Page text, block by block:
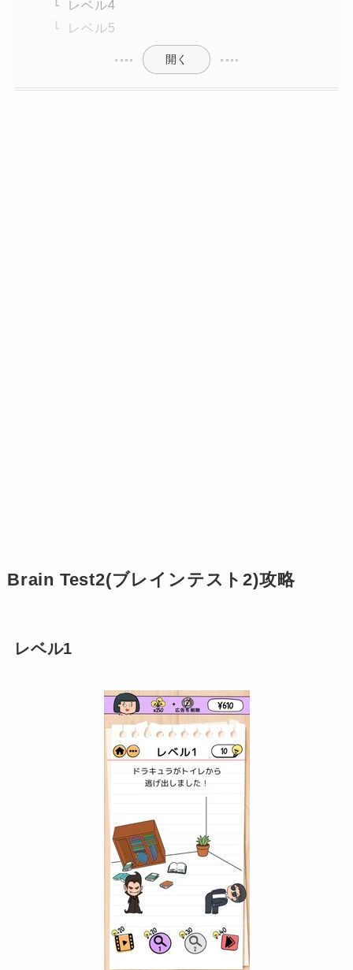
レベル4
レベル5
開く
Brain Test2(ブレインテスト2)攻略
レベル1